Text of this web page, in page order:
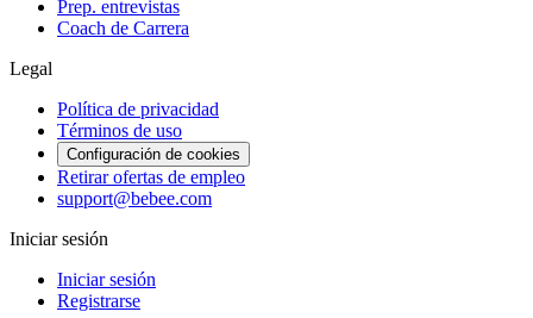
Prep. entrevistas
Coach de Carrera
Legal
Política de privacidad
Términos de uso
Configuración de cookies
Retirar ofertas de empleo
support@bebee.com
Iniciar sesión
Iniciar sesión
Registrarse